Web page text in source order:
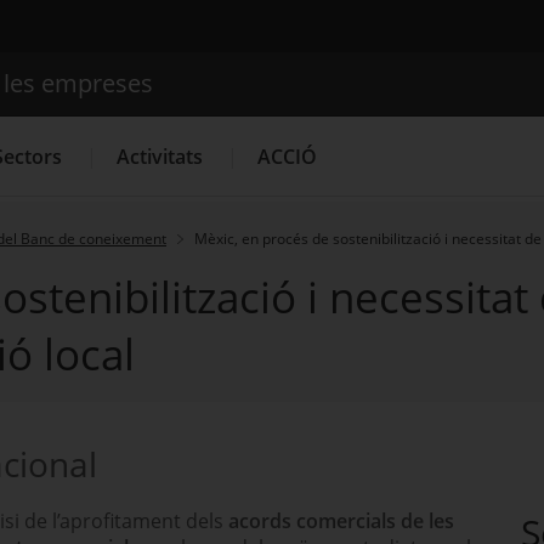
Cercador
d'innovació Convocatòries d'ajuts obertes
empreses
Activitats ACCIÓ
Banc de coneixement Mèxic, en procés de sostenibilització i necessitat
i
local
de l’aprofitament dels acords comercials de les